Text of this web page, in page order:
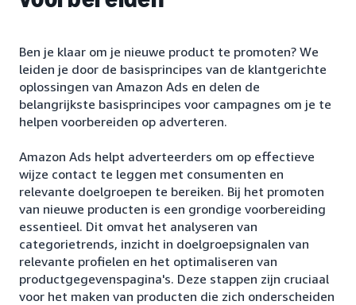
Ben je klaar om je nieuwe product te promoten? We
leiden je door de basisprincipes van de klantgerichte
oplossingen van Amazon Ads en delen de
belangrijkste basisprincipes voor campagnes om je te
helpen voorbereiden op adverteren.
Amazon Ads helpt adverteerders om op effectieve
wijze contact te leggen met consumenten en
relevante doelgroepen te bereiken. Bij het promoten
van nieuwe producten is een grondige voorbereiding
essentieel. Dit omvat het analyseren van
categorietrends, inzicht in doelgroepsignalen van
relevante profielen en het optimaliseren van
productgegevenspagina's. Deze stappen zijn cruciaal
voor het maken van producten die zich onderscheiden